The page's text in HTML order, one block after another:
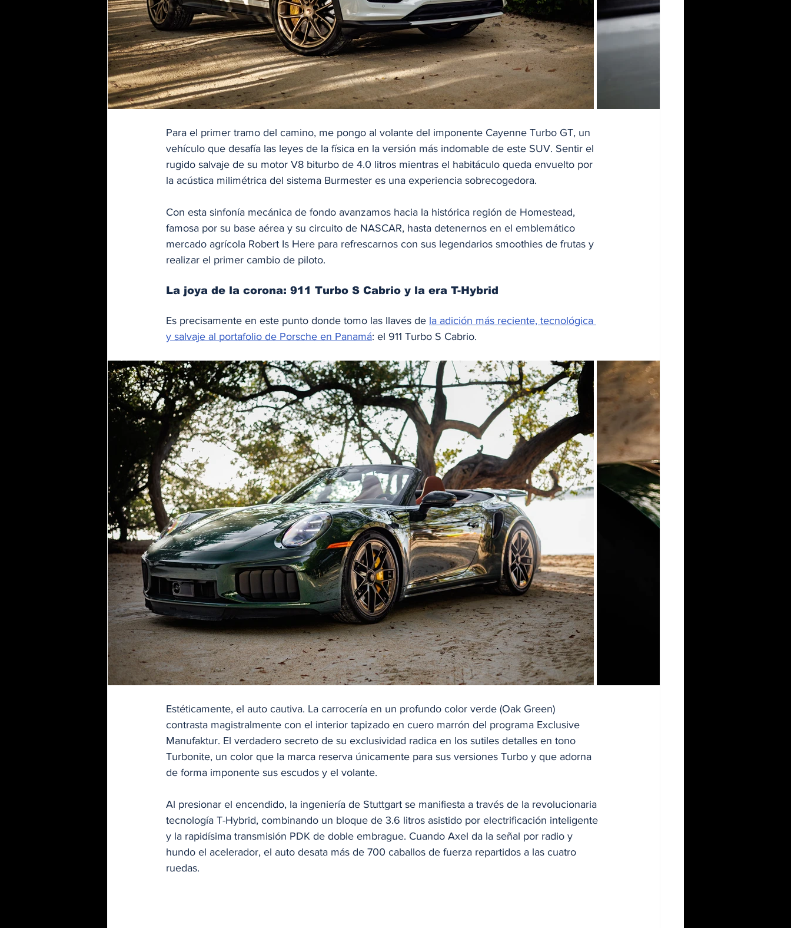
Para el primer tramo del camino, me pongo al volante del imponente Cayenne Turbo GT, un
vehículo que desafía las leyes de la física en la versión más indomable de este SUV. Sentir el
rugido salvaje de su motor V8 biturbo de 4.0 litros mientras el habitáculo queda envuelto por
la acústica milimétrica del sistema Burmester es una experiencia sobrecogedora.
Con esta sinfonía mecánica de fondo avanzamos hacia la histórica región de Homestead,
famosa por su base aérea y su circuito de NASCAR, hasta detenernos en el emblemático
mercado agrícola Robert Is Here para refrescarnos con sus legendarios smoothies de frutas y
realizar el primer cambio de piloto.
La joya de la corona: 911 Turbo S Cabrio y la era T-Hybrid
Es precisamente en este punto donde tomo las llaves de la adición más reciente, tecnológica
y salvaje al portafolio de Porsche en Panamá: el 911 Turbo S Cabrio.
Estéticamente, el auto cautiva. La carrocería en un profundo color verde (Oak Green)
contrasta magistralmente con el interior tapizado en cuero marrón del programa Exclusive
Manufaktur. El verdadero secreto de su exclusividad radica en los sutiles detalles en tono
Turbonite, un color que la marca reserva únicamente para sus versiones Turbo y que adorna
de forma imponente sus escudos y el volante.
Al presionar el encendido, la ingeniería de Stuttgart se manifiesta a través de la revolucionaria
tecnología T-Hybrid, combinando un bloque de 3.6 litros asistido por electrificación inteligente
y la rapidísima transmisión PDK de doble embrague. Cuando Axel da la señal por radio y
hundo el acelerador, el auto desata más de 700 caballos de fuerza repartidos a las cuatro
ruedas.